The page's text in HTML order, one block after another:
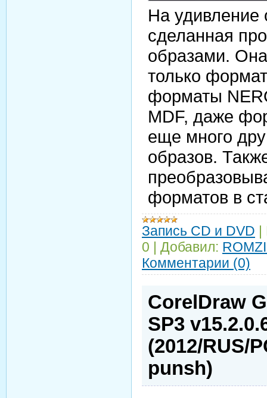
На удивление
сделанная
образами.
только
форматы
MDF, даже
еще много
образов.
форматов в
Запись CD и DVD
0
Добавил:
Комментарии (0)
CorelDraw
SP3
(2012/RUS/
punsh)